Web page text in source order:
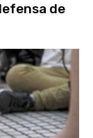
de